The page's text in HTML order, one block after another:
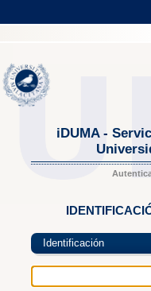
iDUMA -
Identificación